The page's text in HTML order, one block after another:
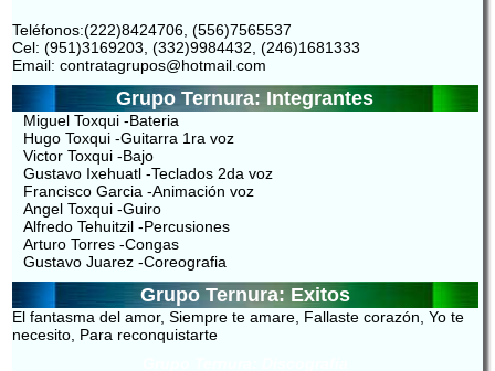
Teléfonos:(222)8424706, (556)7565537
Cel: (951)3169203, (332)9984432, (246)1681333
Email: contratagrupos@hotmail.com
Grupo Ternura: Integrantes
Miguel Toxqui -Bateria
Hugo Toxqui -Guitarra 1ra voz
Victor Toxqui -Bajo
Gustavo Ixehuatl -Teclados 2da voz
Francisco Garcia -Animación voz
Angel Toxqui -Guiro
Alfredo Tehuitzil -Percusiones
Arturo Torres -Congas
Gustavo Juarez -Coreografia
Grupo Ternura: Exitos
El fantasma del amor, Siempre te amare, Fallaste corazón, Yo te
necesito, Para reconquistarte